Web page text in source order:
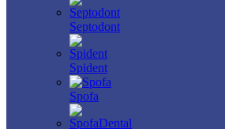
Septodont
Spident
Spofa